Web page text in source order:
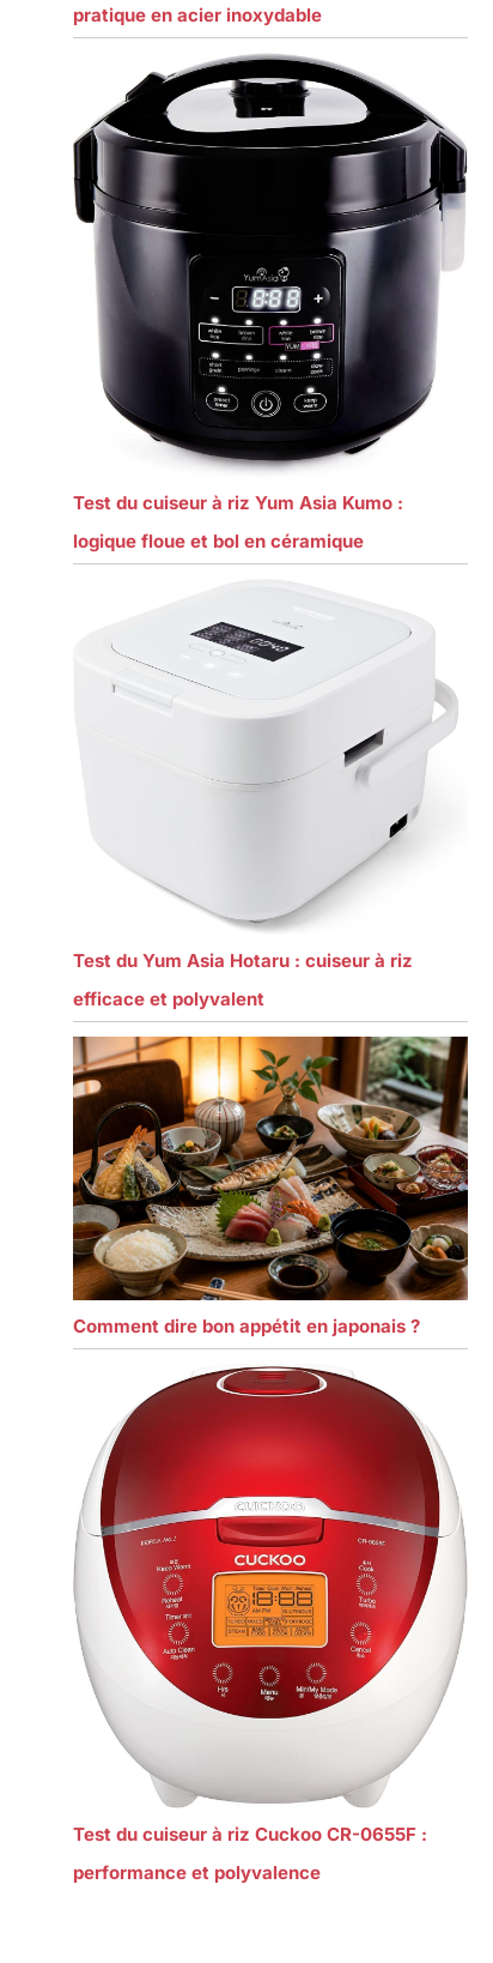
pratique en acier inoxydable
Test du cuiseur à riz Yum Asia Kumo :
logique floue et bol en céramique
Test du Yum Asia Hotaru : cuiseur à riz
efficace et polyvalent
Comment dire bon appétit en japonais ?
Test du cuiseur à riz Cuckoo CR-0655F :
performance et polyvalence